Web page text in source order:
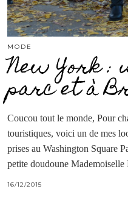
MODE
New York :
parc et à
Coucou tout le monde, Pour
touristiques, voici un de mes
prises au Washington Square
petite doudoune
16/12/2015